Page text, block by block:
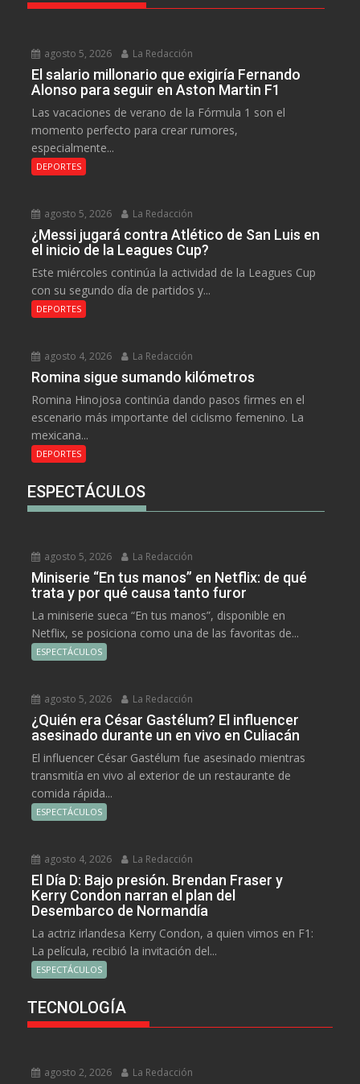
agosto 5, 2026 La Redacción
El salario millonario que exigiría Fernando
Alonso para seguir en Aston Martin F1
Las vacaciones de verano de la Fórmula 1 son el
momento perfecto para crear rumores,
especialmente...
DEPORTES
agosto 5, 2026 La Redacción
¿Messi jugará contra Atlético de San Luis en
el inicio de la Leagues Cup?
Este miércoles continúa la actividad de la Leagues Cup
con su segundo día de partidos y...
DEPORTES
agosto 4, 2026 La Redacción
Romina sigue sumando kilómetros
Romina Hinojosa continúa dando pasos firmes en el
escenario más importante del ciclismo femenino. La
mexicana...
DEPORTES
ESPECTÁCULOS
agosto 5, 2026 La Redacción
Miniserie “En tus manos” en Netflix: de qué
trata y por qué causa tanto furor
La miniserie sueca “En tus manos”, disponible en
Netflix, se posiciona como una de las favoritas de...
ESPECTÁCULOS
agosto 5, 2026 La Redacción
¿Quién era César Gastélum? El influencer
asesinado durante un en vivo en Culiacán
El influencer César Gastélum fue asesinado mientras
transmitía en vivo al exterior de un restaurante de
comida rápida...
ESPECTÁCULOS
agosto 4, 2026 La Redacción
El Día D: Bajo presión. Brendan Fraser y
Kerry Condon narran el plan del
Desembarco de Normandía
La actriz irlandesa Kerry Condon, a quien vimos en F1:
La película, recibió la invitación del...
ESPECTÁCULOS
TECNOLOGÍA
agosto 2, 2026 La Redacción